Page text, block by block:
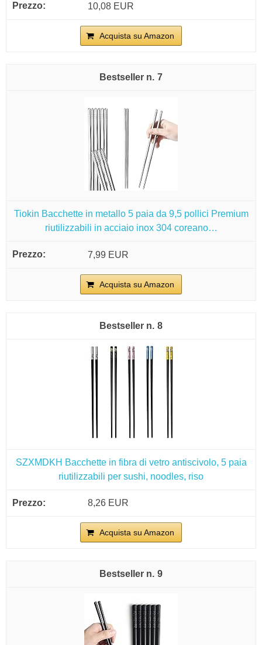
10,08 EUR
Acquista su Amazon
7
Tiokin Bacchette in metallo 5 paia da 9,5 pollici Premium
riutilizzabili in acciaio inox 304 coreano…
7,99 EUR
Acquista su Amazon
8
SZXMDKH Bacchette in fibra di vetro antiscivolo, 5 paia
riutilizzabili per sushi, noodles, riso
8,26 EUR
Acquista su Amazon
9